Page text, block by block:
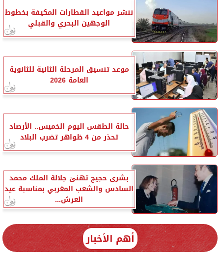
ننشر مواعيد القطارات المكيفة بخطوط
الوجهين البحري والقبلي
موعد تنسيق المرحلة الثانية للثانوية
العامة 2026
حالة الطقس اليوم الخميس.. الأرصاد
تحذر من 4 ظواهر تضرب البلاد
بشرى حجيج تهنئ جلالة الملك محمد
السادس والشعب المغربي بمناسبة عيد
العرش...
أهم الأخبار